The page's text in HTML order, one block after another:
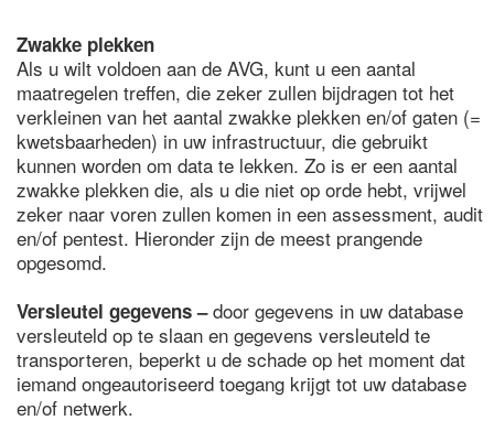
Zwakke plekken
Als u wilt voldoen aan de AVG, kunt u een aantal
maatregelen treffen, die zeker zullen bijdragen tot het
verkleinen van het aantal zwakke plekken en/of gaten (=
kwetsbaarheden) in uw infrastructuur, die gebruikt
kunnen worden om data te lekken. Zo is er een aantal
zwakke plekken die, als u die niet op orde hebt, vrijwel
zeker naar voren zullen komen in een assessment, audit
en/of pentest. Hieronder zijn de meest prangende
opgesomd.
Versleutel gegevens –door gegevens in uw database
versleuteld op te slaan en gegevens versleuteld te
transporteren, beperkt u de schade op het moment dat
iemand ongeautoriseerd toegang krijgt tot uw database
en/of netwerk.